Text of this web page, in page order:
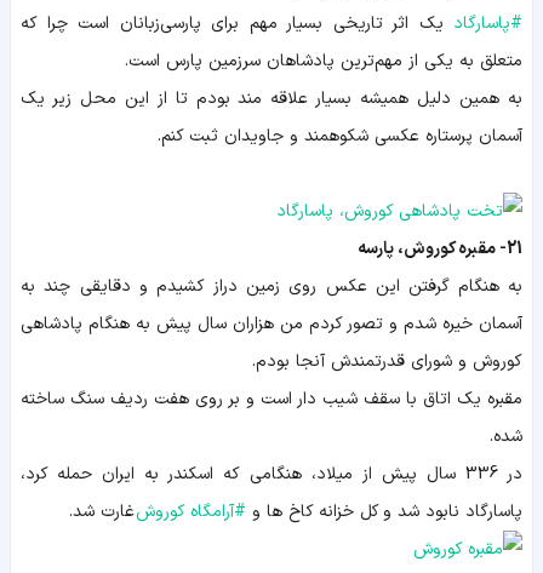
#پاسارگاد یک اثر تاریخی بسیار مهم برای پارسی‌زبانان است چرا که
متعلق به یکی از مهم‌ترین پادشاهان سرزمین پارس است.
به همین دلیل همیشه بسیار علاقه مند بودم تا از این محل زیر یک
آسمان پرستاره عکسی شکوهمند و جاویدان ثبت کنم.
21- مقبره کوروش، پارسه
به هنگام گرفتن این عکس روی زمین دراز کشیدم و دقایقی چند به
آسمان خیره شدم و تصور کردم من هزاران سال پیش به هنگام پادشاهی
کوروش و شورای قدرتمندش آنجا بودم.
مقبره یک اتاق با سقف شیب دار است و بر روی هفت ردیف سنگ ساخته
شده.
در336 سال پیش از میلاد
، هنگامی که اسکندر به ایران حمله کرد،
پاسارگاد نابود شد و کل خزانه کاخ ها و #آرامگاه کوروشغارت شد.